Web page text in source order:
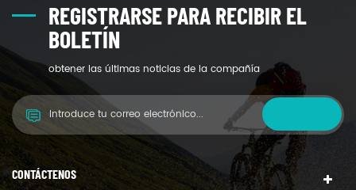
REGISTRARSE PARA RECIBIR EL
BOLETÍN
obtener las últimas noticias de la compañía
CONTÁCTENOS